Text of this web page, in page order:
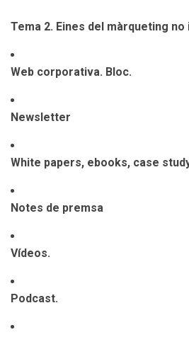
Tema 2. Eines del màrqueting no
Web corporativa. Bloc.
Newsletter
White papers, ebooks, case
Notes de premsa
Vídeos.
Podcast.